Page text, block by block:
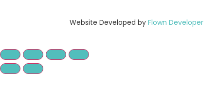
Website Developed by Flown Developer